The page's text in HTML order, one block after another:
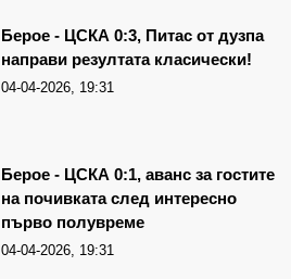
Берое - ЦСКА 0:3, Питас от дузпа
направи резултата класически!
04-04-2026, 19:31
Берое - ЦСКА 0:1, аванс за гостите
на почивката след интересно
първо полувреме
04-04-2026, 19:31